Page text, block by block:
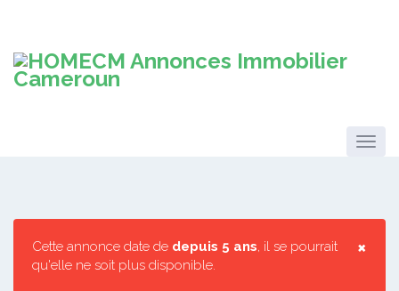
×
Cette annonce date de depuis 5 ans, il se pourrait
qu'elle ne soit plus disponible.